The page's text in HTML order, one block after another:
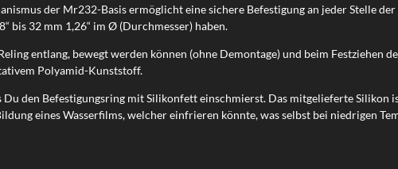
der Mr232-Basis ermöglicht eine sichere Befestigung an jeder Stelle der
bis 32 mm 1,26“ im Ø (Durchmesser) haben.
entlang, bewegt werden können (ohne Demontage) und beim Festziehen
Polyamid-Kunststoff.
den Befestigungsring mit Silikonfett einschmierst. Das mitgelieferte Silikon
eines Wasserfilms, welcher einfrieren könnte, was selbst bei niedrigen